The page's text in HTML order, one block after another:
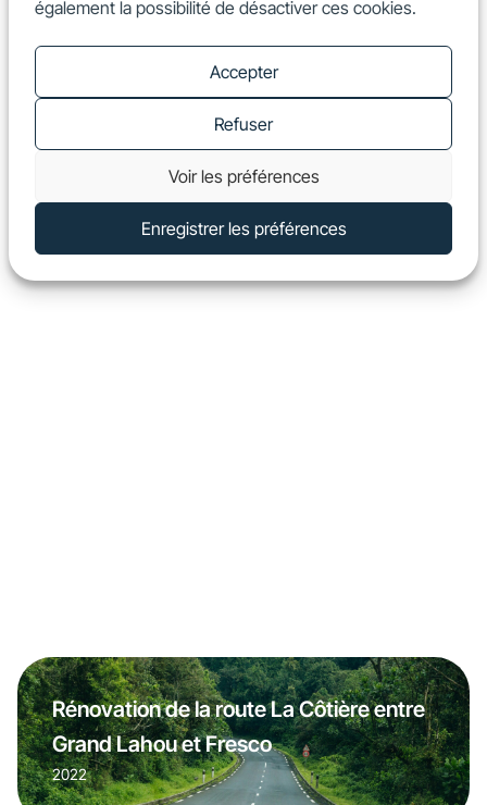
également la possibilité de désactiver ces cookies.
Accepter
Refuser
Voir les préférences
Enregistrer les préférences
Rénovation de la route La Côtière entre
Grand Lahou et Fresco
2022